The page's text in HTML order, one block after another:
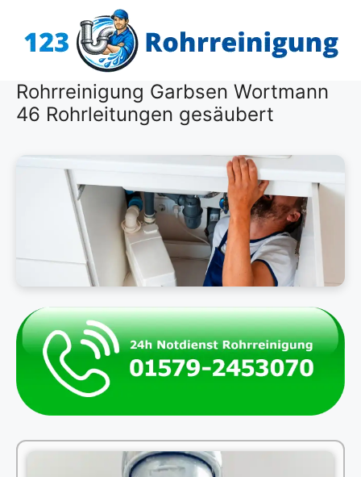
Inhalt
Rohrreinigung Garbsen Wortmann
46 Rohrleitungen gesäubert